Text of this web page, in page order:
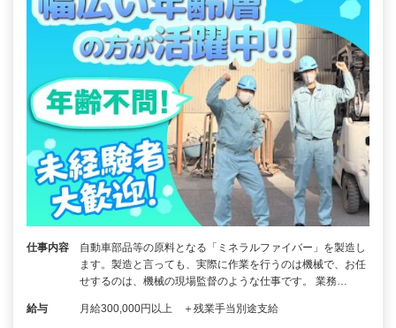
仕事内容
自動車部品等の原料となる「ミネラルファイバー」を製造し
ます。製造と言っても、実際に作業を行うのは機械で、お任
せするのは、機械の現場監督のような仕事です。 業務…
給与 月給300,000円以上 ＋残業手当別途支給